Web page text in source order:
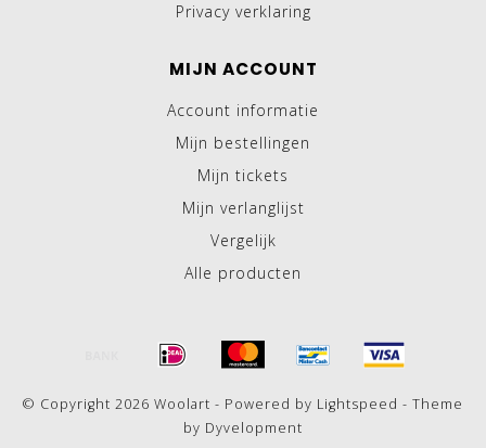
Privacy verklaring
MIJN ACCOUNT
Account informatie
Mijn bestellingen
Mijn tickets
Mijn verlanglijst
Vergelijk
Alle producten
© Copyright 2026 Woolart - Powered by Lightspeed - Theme
by Dyvelopment